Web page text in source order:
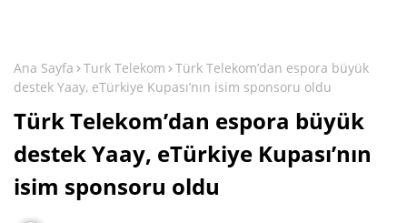
Ana Sayfa Turk Telekom
Türk Telekom’dan espora büyük
destek Yaay, eTürkiye Kupası’nın isim sponsoru oldu
Türk Telekom’dan espora büyük
destek Yaay, eTürkiye Kupası’nın
isim sponsoru oldu